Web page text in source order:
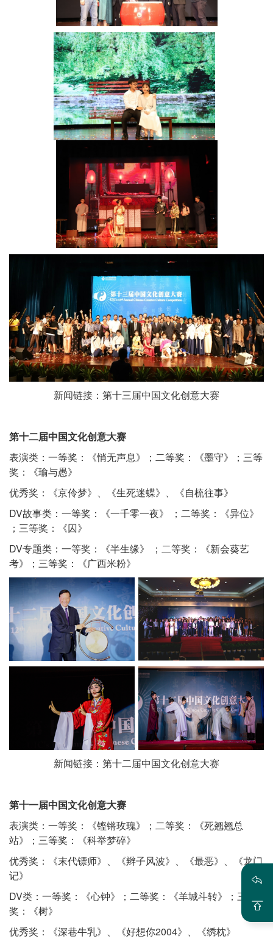
新闻链接： 第十三届中国文化创意大赛
第十二届中国文化创意大赛
表演类：一等奖：《悄无声息》；二等奖：《墨守》；三等
奖：《瑜与愚》
优秀奖：《京伶梦》、《生死迷蝶》、《自梳往事》
DV故事类：一等奖：《一千零一夜》 ；二等奖：《异位》
；三等奖：《囚》
DV专题类：一等奖：《半生缘》 ；二等奖：《新会葵艺
考》；三等奖：《广西米粉》
新闻链接： 第十二届中国文化创意大赛
第十一届中国文化创意大赛
表演类：一等奖：《铿锵玫瑰》；二等奖：《死翘翘总
站》；三等奖：《科举梦碎》
优秀奖：《末代镖师》、《辫子风波》、《最恶》、《龙门
记》
DV类：一等奖：《心钟》；二等奖：《羊城斗转》；三等
奖：《树》
优秀奖：《深巷牛乳》、《好想你2004》、《绣枕》